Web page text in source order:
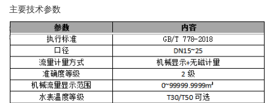
主要技术参数